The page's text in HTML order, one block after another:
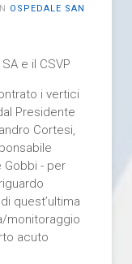
OSPEDALE SAN
e il CSVP
i vertici
Presidente
Cortesi,
Gobbi - per
quest’ultima
monitoraggio
acuto